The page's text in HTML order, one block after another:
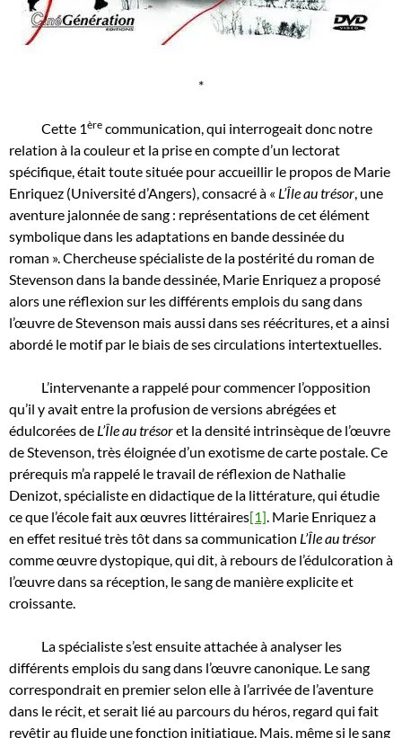
*
Cette 1ère communication, qui interrogeait donc notre
relation à la couleur et la prise en compte d’un lectorat
spécifique, était toute située pour accueillir le propos de Marie
Enriquez (Université d’Angers), consacré à « L’Île au trésor, une
aventure jalonnée de sang : représentations de cet élément
symbolique dans les adaptations en bande dessinée du
roman ». Chercheuse spécialiste de la postérité du roman de
Stevenson dans la bande dessinée, Marie Enriquez a proposé
alors une réflexion sur les différents emplois du sang dans
l’œuvre de Stevenson mais aussi dans ses réécritures, et a ainsi
abordé le motif par le biais de ses circulations intertextuelles.
L’intervenante a rappelé pour commencer l’opposition
qu’il y avait entre la profusion de versions abrégées et
édulcorées de L’Île au trésoret la densité intrinsèque de l’œuvre
de Stevenson, très éloignée d’un exotisme de carte postale. Ce
prérequis m’a rappelé le travail de réflexion de Nathalie
Denizot, spécialiste en didactique de la littérature, qui étudie
ce que l’école fait aux œuvres littéraires[1]. Marie Enriquez a
en effet resitué très tôt dans sa communication L’Île au trésor
comme œuvre dystopique, qui dit, à rebours de l’édulcoration à
l’œuvre dans sa réception, le sang de manière explicite et
croissante.
La spécialiste s’est ensuite attachée à analyser les
différents emplois du sang dans l’œuvre canonique. Le sang
correspondrait en premier selon elle à l’arrivée de l’aventure
dans le récit, et serait lié au parcours du héros, regard qui fait
revêtir au fluide une fonction initiatique. Mais, même si le sang